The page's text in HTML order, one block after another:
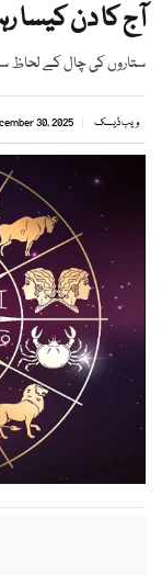
آج کا دن کیسا
ستاروں کی چال کے لحاظ
ویب ڈیسک 30, 2025